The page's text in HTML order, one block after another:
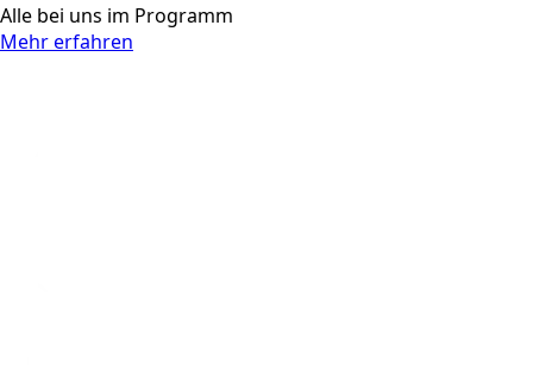
Alle bei uns im Programm
Mehr erfahren